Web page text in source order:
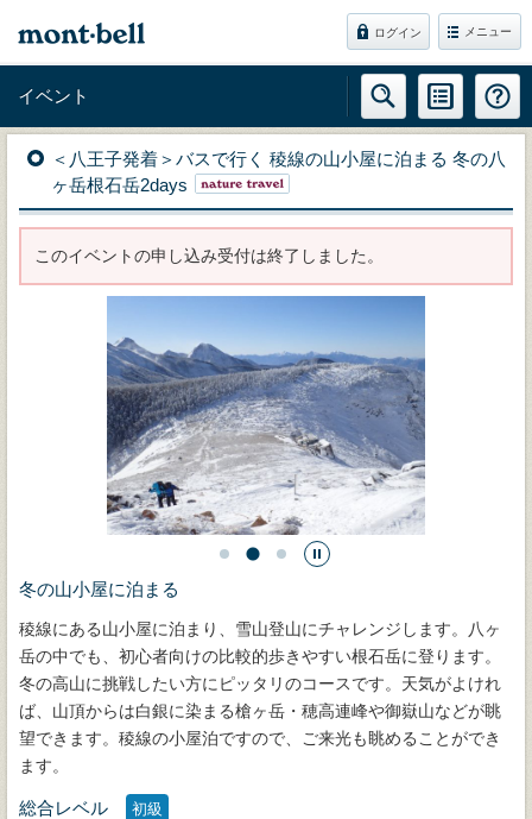
ログイン メニュー
イベント
＜八王子発着＞バスで行く 稜線の山小屋に泊まる 冬の八
ヶ岳根石岳2days
このイベントの申し込み受付は終了しました。
冬の山小屋に泊まる
稜線にある山小屋に泊まり、雪山登山にチャレンジします。八ヶ
岳の中でも、初心者向けの比較的歩きやすい根石岳に登ります。
冬の高山に挑戦したい方にピッタリのコースです。天気がよけれ
ば、山頂からは白銀に染まる槍ヶ岳・穂高連峰や御嶽山などが眺
望できます。稜線の小屋泊ですので、ご来光も眺めることができ
ます。
総合レベル 初級